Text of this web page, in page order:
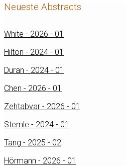
Neueste Abstracts
White - 2026 - 01
Hilton - 2024 - 01
Duran - 2024 - 01
Chen - 2026 - 01
Zehtabvar - 2026 - 01
Stemle - 2024 - 01
Tang - 2025 - 02
Hörmann - 2026 - 01